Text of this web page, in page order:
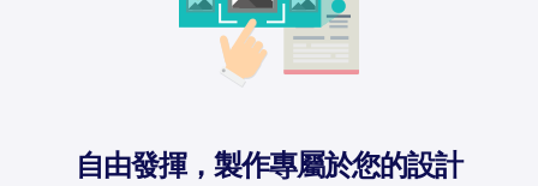
自由發揮，製作專屬於您的設計